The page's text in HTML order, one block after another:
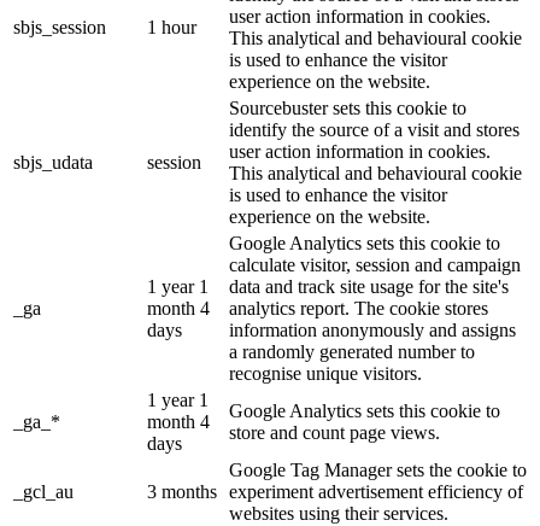
sbjs_session 1 hour
user action information in cookies.
This analytical and behavioural cookie
is used to enhance the visitor
experience on the website.
sbjs_udata session
Sourcebuster sets this cookie to
identify the source of a visit and stores
user action information in cookies.
This analytical and behavioural cookie
is used to enhance the visitor
experience on the website.
_ga
1 year 1
month 4
days
Google Analytics sets this cookie to
calculate visitor, session and campaign
data and track site usage for the site's
analytics report. The cookie stores
information anonymously and assigns
a randomly generated number to
recognise unique visitors.
_ga_*
1 year 1
month 4
days
Google Analytics sets this cookie to
store and count page views.
_gcl_au 3 months
Google Tag Manager sets the cookie to
experiment advertisement efficiency of
websites using their services.